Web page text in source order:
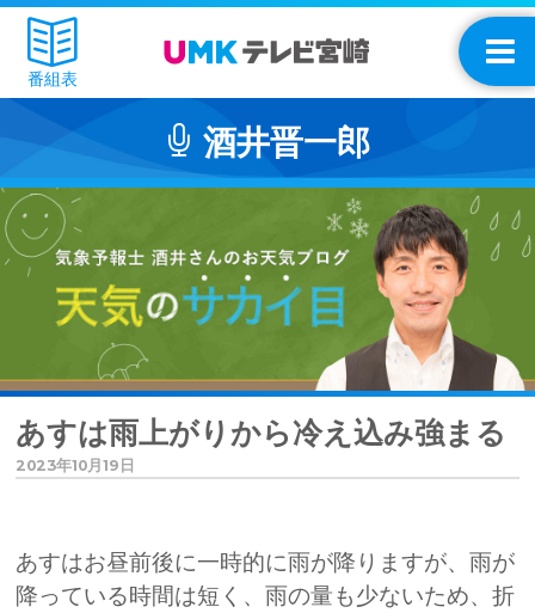
番組表
酒井晋一郎
あすは雨上がりから冷え込み強まる
2023年10月19日
あすはお昼前後に一時的に雨が降りますが、雨が
降っている時間は短く、雨の量も少ないため、折